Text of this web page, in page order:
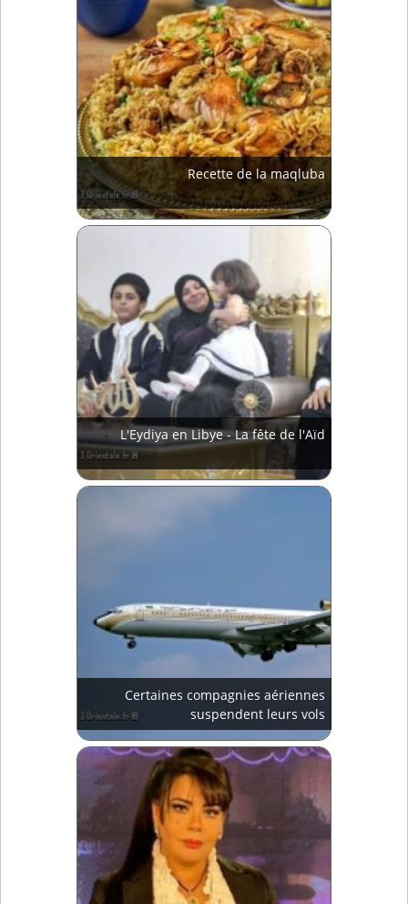
Recette de la maqluba
L'Eydiya en Libye - La fête de l'Aïd
Certaines compagnies aériennes
suspendent leurs vols